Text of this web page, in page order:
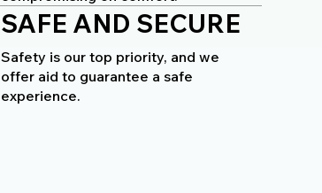
SAFE AND SECURE
Safety is our top priority, and we
offer aid to guarantee a safe
experience.